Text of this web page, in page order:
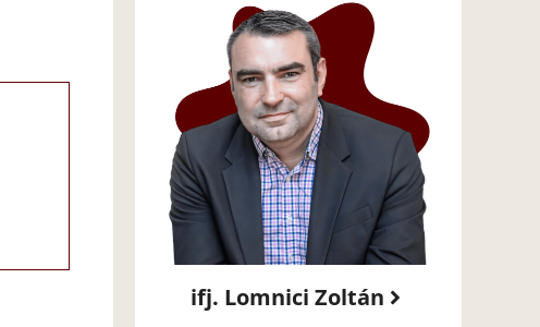
ifj. Lomnici Zoltán